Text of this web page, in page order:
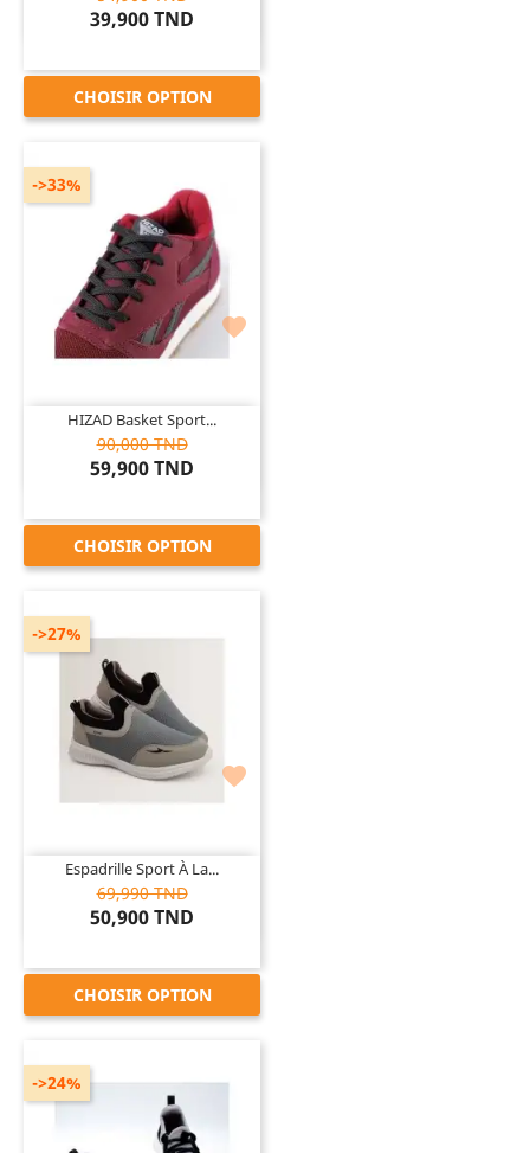
39,900 TND
CHOISIR OPTION

HIZAD Basket Sport...
90,000 TND
59,900 TND
->33%
CHOISIR OPTION

Espadrille Sport À La...
69,990 TND
50,900 TND
->27%
CHOISIR OPTION
->24%